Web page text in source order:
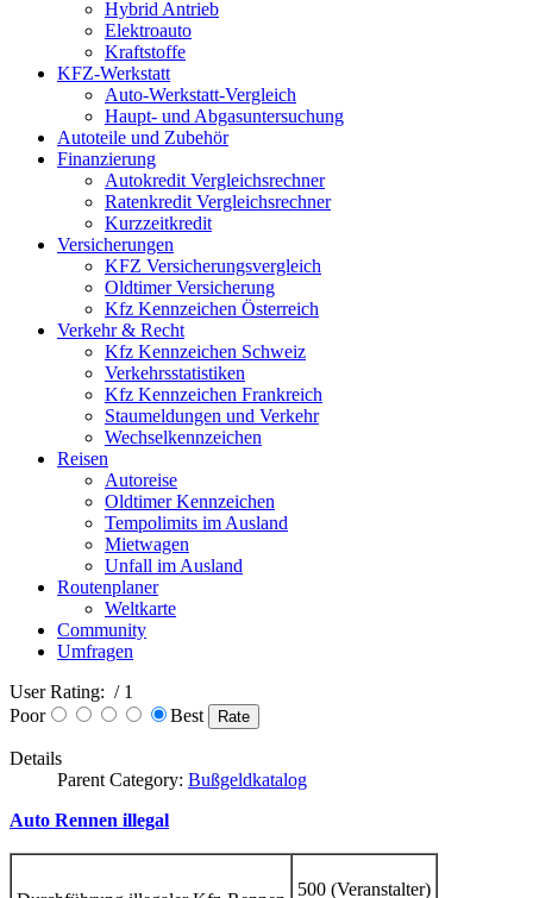
Hybrid Antrieb
Elektroauto
Kraftstoffe
KFZ-Werkstatt
Auto-Werkstatt-Vergleich
Haupt- und Abgasuntersuchung
Autoteile und Zubehör
Finanzierung
Autokredit Vergleichsrechner
Ratenkredit Vergleichsrechner
Kurzzeitkredit
Versicherungen
KFZ Versicherungsvergleich
Oldtimer Versicherung
Kfz Kennzeichen Österreich
Verkehr & Recht
Kfz Kennzeichen Schweiz
Verkehrsstatistiken
Kfz Kennzeichen Frankreich
Staumeldungen und Verkehr
Wechselkennzeichen
Reisen
Autoreise
Oldtimer Kennzeichen
Tempolimits im Ausland
Mietwagen
Unfall im Ausland
Routenplaner
Weltkarte
Community
Umfragen
User Rating: / 1
Poor
Best
Details
Parent Category: Bußgeldkatalog
Auto Rennen illegal
500 (Veranstalter)